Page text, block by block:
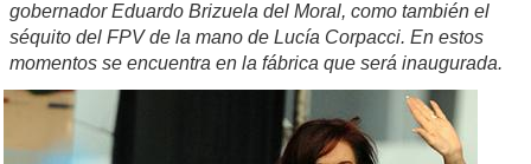
gobernador Eduardo Brizuela del Moral, como también el
séquito del FPV de la mano de Lucía Corpacci. En estos
momentos se encuentra en la fábrica que será inaugurada.